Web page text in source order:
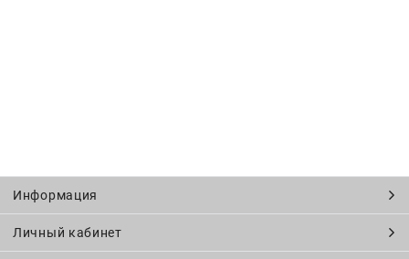
Информация
Личный кабинет